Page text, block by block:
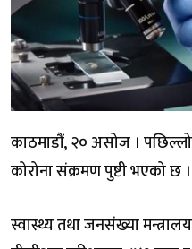
काठमाडौं, २० असोज ।
कोरोना संक्रमण पुष्टी भएको छ ।
स्वास्थ्य तथा जनसंख्या